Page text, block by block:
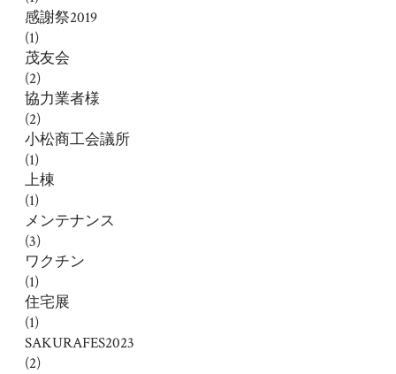
感謝祭2019
(1)
茂友会
(2)
協力業者様
(2)
小松商工会議所
(1)
上棟
(1)
メンテナンス
(3)
ワクチン
(1)
住宅展
(1)
SAKURAFES2023
(2)